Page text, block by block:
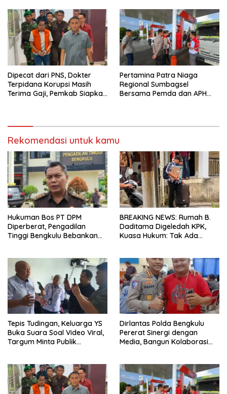
Dipecat dari PNS, Dokter
Terpidana Korupsi Masih
Terima Gaji, Pemkab Siapkan
Pertamina Patra Niaga
Regional Sumbagsel
Bersama Pemda dan APH
Rekomendasi untuk kamu
Hukuman Bos PT DPM
Diperberat, Pengadilan
Tinggi Bengkulu Bebankan
BREAKING NEWS: Rumah B.
Daditama Digeledah KPK,
Kuasa Hukum: Tak Ada
Tepis Tudingan, Keluarga YS
Buka Suara Soal Video Viral,
Targum Minta Publik
Dirlantas Polda Bengkulu
Pererat Sinergi dengan
Media, Bangun Kolaborasi